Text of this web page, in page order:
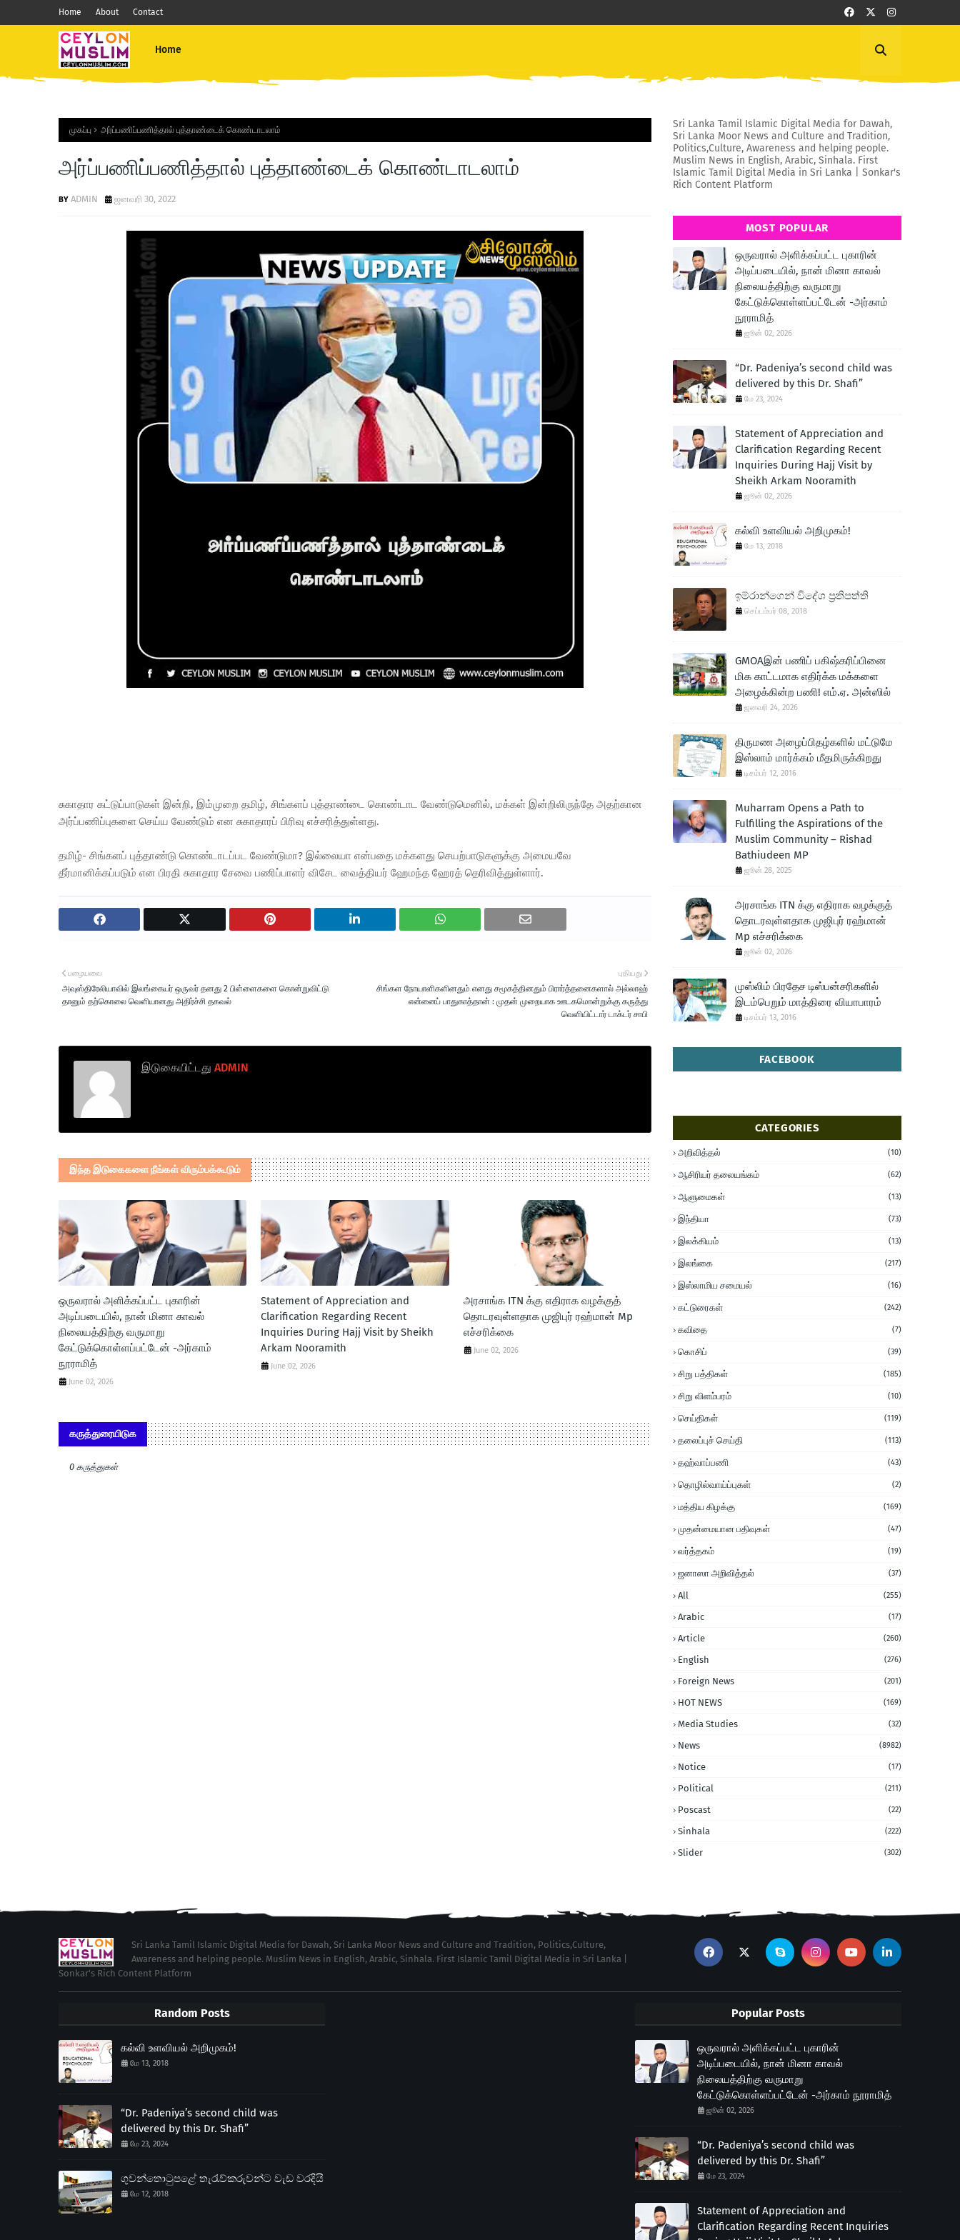
Home About Contact
Home
முகப்பு அர்ப்பணிப்பணித்தால் புத்தாண்டைக் கொண்டாடலாம்
அர்ப்பணிப்பணித்தால் புத்தாண்டைக் கொண்டாடலாம்
ADMIN ஜனவரி 30, 2022
சுகாதார கட்டுப்பாடுகள் இன்றி, இம்முறை தமிழ், சிங்களப் புத்தாண்டை கொண்டாட வேண்டுமெனில், மக்கள் இன்றிலிருந்தே அதற்கான
அர்ப்பணிப்புகளை செய்ய வேண்டும் என சுகாதாரப் பிரிவு எச்சரித்துள்ளது.
தமிழ்- சிங்களப் புத்தாண்டு கொண்டாடப்பட வேண்டுமா? இல்லையா என்பதை மக்களது செயற்பாடுகளுக்கு அமையவே
தீர்மானிக்கப்படும் என பிரதி சுகாதார சேவை பணிப்பாளர் விசேட வைத்தியர் ஹேமந்த ஹேரத் தெரிவித்துள்ளார்.
புதியது
சிங்கள நோயாளிகளினதும் எனது சமூகத்தினதும் பிரார்த்தனைகளால் அல்லாஹ்
என்னைப் பாதுகாத்தான் : முதன் முறையாக ஊடகமொன்றுக்கு கருத்து
வெளியிட்டார் டாக்டர் ­சாபி
பழையவை
அவுஸ்திரேலியாவில் இலங்கையர் ஒருவர் தனது 2 பிள்ளைகளை கொன்றுவிட்டு
தானும் தற்கொலை வெளியானது அதிர்ச்சி தகவல்
இடுகையிட்டது ADMIN
இந்த இடுகைகளை நீங்கள் விரும்பக்கூடும்
ஒருவரால் அளிக்கப்பட்ட புகாரின்
அடிப்படையில், நான் மினா காவல்
நிலையத்திற்கு வருமாறு
கேட்டுக்கொள்ளப்பட்டேன் -அர்காம்
நூராமித்
June 02, 2026
Statement of Appreciation and
Clarification Regarding Recent
Inquiries During Hajj Visit by Sheikh
Arkam Nooramith
June 02, 2026
அரசாங்க ITN க்கு எதிராக வழக்குத்
தொடரவுள்ளதாக முஜிபுர் ரஹ்மான் Mp
எச்சரிக்கை
June 02, 2026
கருத்துரையிடுக
0 கருத்துகள்
Sri Lanka Tamil Islamic Digital Media for Dawah,
Sri Lanka Moor News and Culture and Tradition,
Politics,Culture, Awareness and helping people.
Muslim News in English, Arabic, Sinhala. First
Islamic Tamil Digital Media in Sri Lanka | Sonkar's
Rich Content Platform
MOST POPULAR
ஒருவரால் அளிக்கப்பட்ட புகாரின்
அடிப்படையில், நான் மினா காவல்
நிலையத்திற்கு வருமாறு
கேட்டுக்கொள்ளப்பட்டேன் -அர்காம்
நூராமித்
ஜூன் 02, 2026
“Dr. Padeniya’s second child was
delivered by this Dr. Shafi”
மே 23, 2024
Statement of Appreciation and
Clarification Regarding Recent
Inquiries During Hajj Visit by
Sheikh Arkam Nooramith
ஜூன் 02, 2026
கல்வி உளவியல் அறிமுகம்!
மே 13, 2018
ඉම්රාන්ගෙන් විදේශ ප‍්‍රතිපත්ති
செப்டம்பர் 08, 2018
GMOAஇன் பணிப் பகிஷ்கரிப்பினை
மிக காட்டமாக எதிர்க்க மக்களை
அழைக்கின்ற பணி! எம்.ஏ. அன்ஸில்
ஜனவரி 24, 2026
திருமண அழைப்பிதழ்களில் மட்டுமே
இஸ்லாம் மார்க்கம் மீதமிருக்கிறது
டிசம்பர் 12, 2016
Muharram Opens a Path to
Fulfilling the Aspirations of the
Muslim Community – Rishad
Bathiudeen MP
ஜூன் 28, 2025
அரசாங்க ITN க்கு எதிராக வழக்குத்
தொடரவுள்ளதாக முஜிபுர் ரஹ்மான்
Mp எச்சரிக்கை
ஜூன் 02, 2026
முஸ்லிம் பிரதேச டிஸ்பன்சரிகளில்
இடம்பெறும் மாத்திரை வியாபாரம்
டிசம்பர் 13, 2016
FACEBOOK
CATEGORIES
அறிவித்தல் (10)
ஆசிரியர் தலையங்கம் (62)
ஆளுமைகள் (13)
இந்தியா (73)
இலக்கியம் (13)
இலங்கை (217)
இஸ்லாமிய சமையல் (16)
கட்டுரைகள் (242)
கவிதை (7)
கொசிப் (39)
சிறு பத்திகள் (185)
சிறு விளம்பரம் (10)
செய்திகள் (119)
தலைப்புச் செய்தி (113)
தஹ்வாப்பணி (43)
தொழில்வாய்ப்புகள் (2)
மத்திய கிழக்கு (169)
முதன்மையான பதிவுகள் (47)
வர்த்தகம் (19)
ஜனாஸா அறிவித்தல் (37)
All (255)
Arabic (17)
Article (260)
English (276)
Foreign News (201)
HOT NEWS (169)
Media Studies (32)
News (8982)
Notice (17)
Political (211)
Poscast (22)
Sinhala (222)
Slider (302)
Sri Lanka Tamil Islamic Digital Media for Dawah, Sri Lanka Moor News and Culture and Tradition, Politics,Culture,
Awareness and helping people. Muslim News in English, Arabic, Sinhala. First Islamic Tamil Digital Media in Sri Lanka |
Sonkar's Rich Content Platform
Random Posts
கல்வி உளவியல் அறிமுகம்!
மே 13, 2018
“Dr. Padeniya’s second child was
delivered by this Dr. Shafi”
மே 23, 2024
ගුවන්තොටුපළේ තැරැව්කරුවන්ට වැඩ වරදියි
மே 12, 2018
Popular Posts
ஒருவரால் அளிக்கப்பட்ட புகாரின்
அடிப்படையில், நான் மினா காவல்
நிலையத்திற்கு வருமாறு
கேட்டுக்கொள்ளப்பட்டேன் -அர்காம் நூராமித்
ஜூன் 02, 2026
“Dr. Padeniya’s second child was
delivered by this Dr. Shafi”
மே 23, 2024
Statement of Appreciation and
Clarification Regarding Recent Inquiries